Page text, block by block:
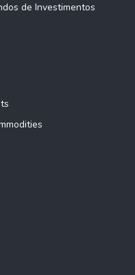
de Investimentos